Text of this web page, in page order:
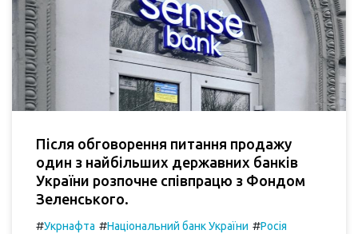
Після обговорення питання продажу
один з найбільших державних банків
України розпочне співпрацю з Фондом
Зеленського.
#Укрнафта #Національний банк України #Росія